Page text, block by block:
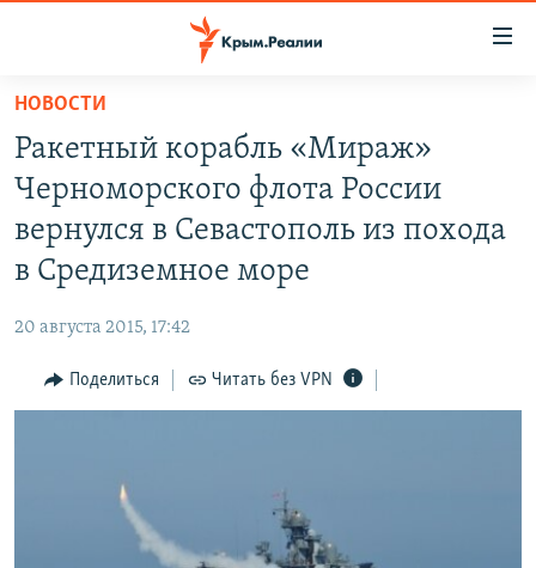
Вернуться
основному
содержанию
Вернутся
главной
Вернутся
поиску
КАРТА ВОЕННЫХ ОБЪЕКТОВ КРЫМА
ВОДА
ИСТОРИЯ
ИНТЕРАКТИВ
ИНФОГРАФИКА
ПРОПАВШИЕ БЕЗ ВЕСТИ
ПОБЕДИТЕЛЕЙ НЕ СУДЯТ?
РАДІО СВОБОДА
КАК ОБОЙТИ БЛОКИРОВКУ
ПРИСОЕДИНЯЙТЕСЬ!
НОВОСТИ
Ракетный корабль «Мираж»
Черноморского флота России
вернулся в Севастополь из похода
в Средиземное море
20 августа 2015, 17:42
Поделиться Читать без VPN